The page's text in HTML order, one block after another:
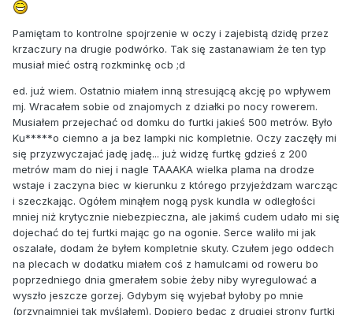
Pamiętam to kontrolne spojrzenie w oczy i zajebistą dzidę przez
krzaczury na drugie podwórko. Tak się zastanawiam że ten typ
musiał mieć ostrą rozkminkę ocb ;d
ed. już wiem. Ostatnio miałem inną stresującą akcję po wpływem
mj. Wracałem sobie od znajomych z działki po nocy rowerem.
Musiałem przejechać od domku do furtki jakieś 500 metrów. Było
Ku*****o ciemno a ja bez lampki nic kompletnie. Oczy zaczęły mi
się przyzwyczajać jadę jadę... już widzę furtkę gdzieś z 200
metrów mam do niej i nagle TAAAKA wielka plama na drodze
wstaje i zaczyna biec w kierunku z którego przyjeżdzam warcząc
i szeczkając. Ogółem minąłem nogą pysk kundla w odległości
mniej niż krytycznie niebezpieczna, ale jakimś cudem udało mi się
dojechać do tej furtki mając go na ogonie. Serce waliło mi jak
oszalałe, dodam że byłem kompletnie skuty. Czułem jego oddech
na plecach w dodatku miałem coś z hamulcami od roweru bo
poprzedniego dnia gmerałem sobie żeby niby wyregulować a
wyszło jeszcze gorzej. Gdybym się wyjebał byłoby po mnie
(przynajmniej tak myślałem). Dopiero będąc z drugiej strony furtki